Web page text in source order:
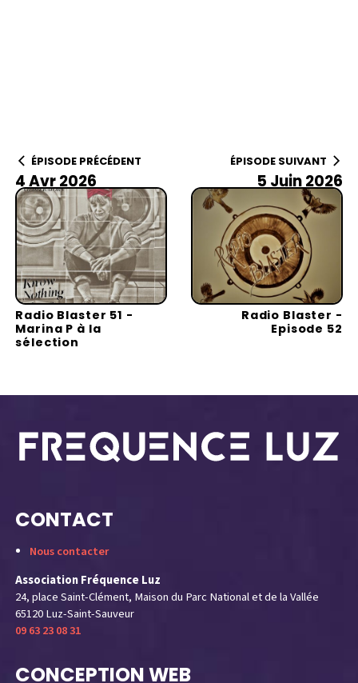
ÉPISODE PRÉCÉDENT
4 Avr 2026
Radio Blaster 51 -
Marina P à la
sélection
ÉPISODE SUIVANT
5 Juin 2026
Radio Blaster -
Episode 52
CONTACT
Nous contacter
Association Fréquence Luz
24, place Saint-Clément, Maison du Parc National et de la Vallée
65120 Luz-Saint-Sauveur
09 63 23 08 31
CONCEPTION WEB